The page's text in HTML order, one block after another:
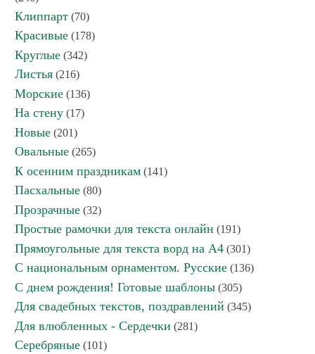
Клиппарт (70)
Красивые (178)
Круглые (342)
Листья (216)
Морские (136)
На стену (17)
Новые (201)
Овальные (265)
К осенним праздникам (141)
Пасхальные (80)
Прозрачные (32)
Простые рамочки для текста онлайн (191)
Прямоугольные для текста ворд на А4 (301)
С национальным орнаментом. Русские (136)
С днем рождения! Готовые шаблоны (305)
Для свадебных текстов, поздравлений (345)
Для влюбленных - Сердечки (281)
Серебряные (101)